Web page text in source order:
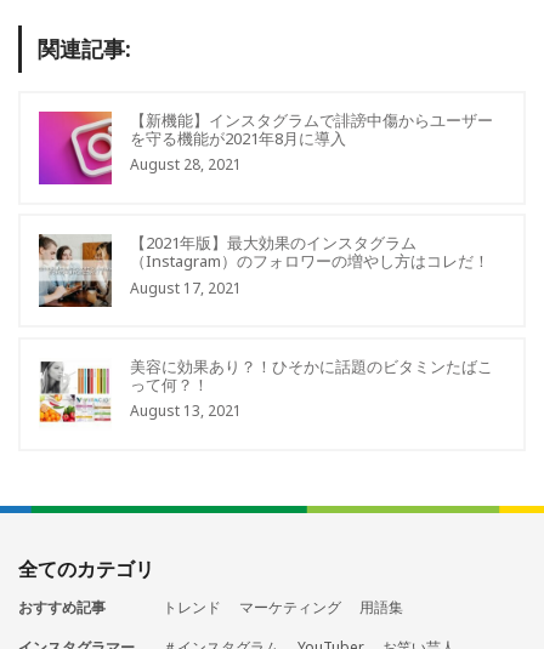
関連記事:
【新機能】インスタグラムで誹謗中傷からユーザー
を守る機能が2021年8月に導入
August 28, 2021
【2021年版】最大効果のインスタグラム
（Instagram）のフォロワーの増やし方はコレだ！
August 17, 2021
美容に効果あり？！ひそかに話題のビタミンたばこ
って何？！
August 13, 2021
全てのカテゴリ
おすすめ記事 トレンド マーケティング
用語集